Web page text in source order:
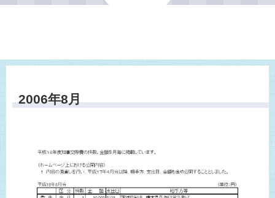
2006年8月